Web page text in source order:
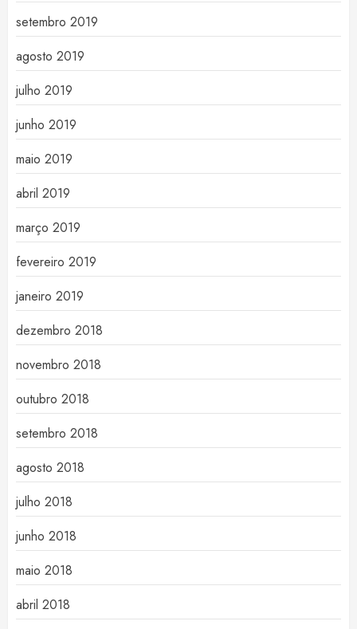
setembro 2019
agosto 2019
julho 2019
junho 2019
maio 2019
abril 2019
março 2019
fevereiro 2019
janeiro 2019
dezembro 2018
novembro 2018
outubro 2018
setembro 2018
agosto 2018
julho 2018
junho 2018
maio 2018
abril 2018